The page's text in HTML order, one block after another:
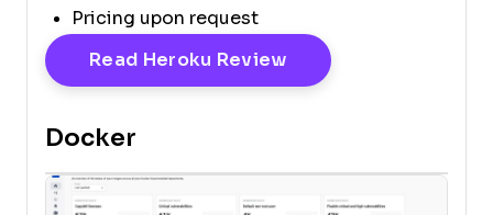
Pricing upon request
Read Heroku ReviewOpens New Window
Docker